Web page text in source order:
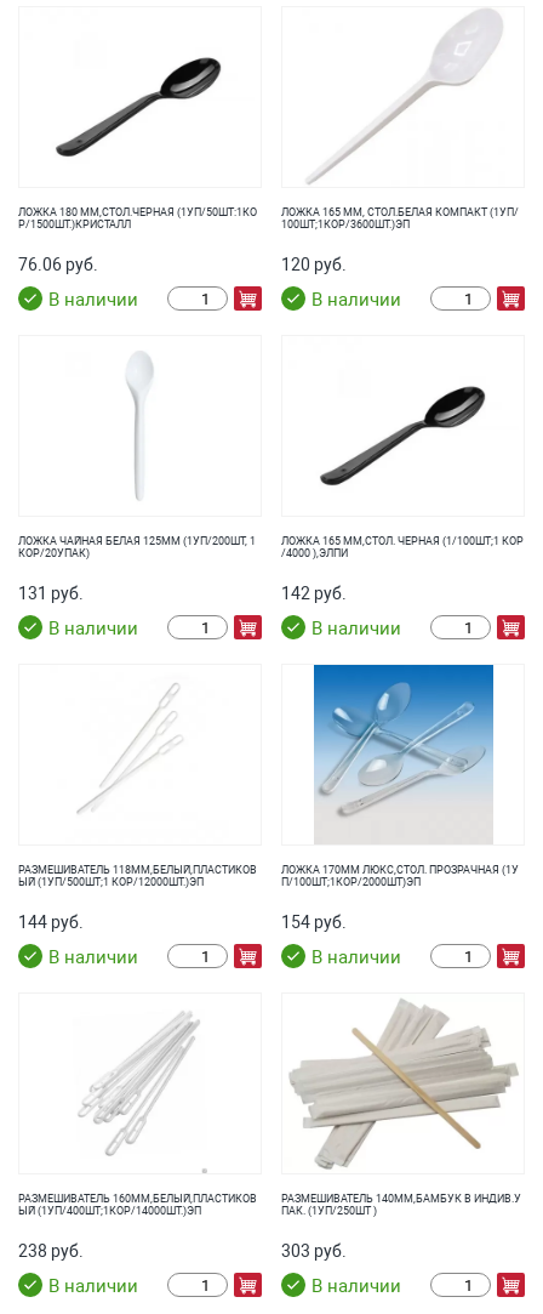
ЛОЖКА 180 ММ,СТОЛ.ЧЕРНАЯ (1УП/50ШТ:1КО
Р/1500ШТ.)КРИСТАЛЛ
76.06 руб.
В наличии
ЛОЖКА 165 ММ, СТОЛ.БЕЛАЯ КОМПАКТ (1УП/
100ШТ;1КОР/3600ШТ.)ЭП
120 руб.
В наличии
ЛОЖКА ЧАЙНАЯ БЕЛАЯ 125ММ (1УП/200ШТ, 1
КОР/20УПАК)
131 руб.
В наличии
ЛОЖКА 165 ММ,СТОЛ. ЧЕРНАЯ (1/100ШТ;1 КОР
/4000 ),ЭЛПИ
142 руб.
В наличии
РАЗМЕШИВАТЕЛЬ 118ММ,БЕЛЫЙ,ПЛАСТИКОВ
ЫЙ (1УП/500ШТ;1 КОР/12000ШТ.)ЭП
144 руб.
В наличии
ЛОЖКА 170ММ ЛЮКС,СТОЛ. ПРОЗРАЧНАЯ (1У
П/100ШТ;1КОР/2000ШТ)ЭП
154 руб.
В наличии
РАЗМЕШИВАТЕЛЬ 160ММ,БЕЛЫЙ,ПЛАСТИКОВ
ЫЙ (1УП/400ШТ;1КОР/14000ШТ.)ЭП
238 руб.
В наличии
РАЗМЕШИВАТЕЛЬ 140ММ,БАМБУК В ИНДИВ.У
ПАК. (1УП/250ШТ )
303 руб.
В наличии